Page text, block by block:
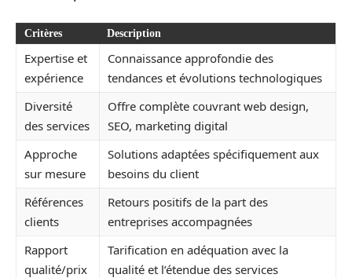
Critères Description
Expertise et
expérience
Connaissance approfondie des
tendances et évolutions technologiques
Diversité
des services
Offre complète couvrant web design,
SEO, marketing digital
Approche
sur mesure
Solutions adaptées spécifiquement aux
besoins du client
Références
clients
Retours positifs de la part des
entreprises accompagnées
Rapport
qualité/prix
Tarification en adéquation avec la
qualité et l’étendue des services